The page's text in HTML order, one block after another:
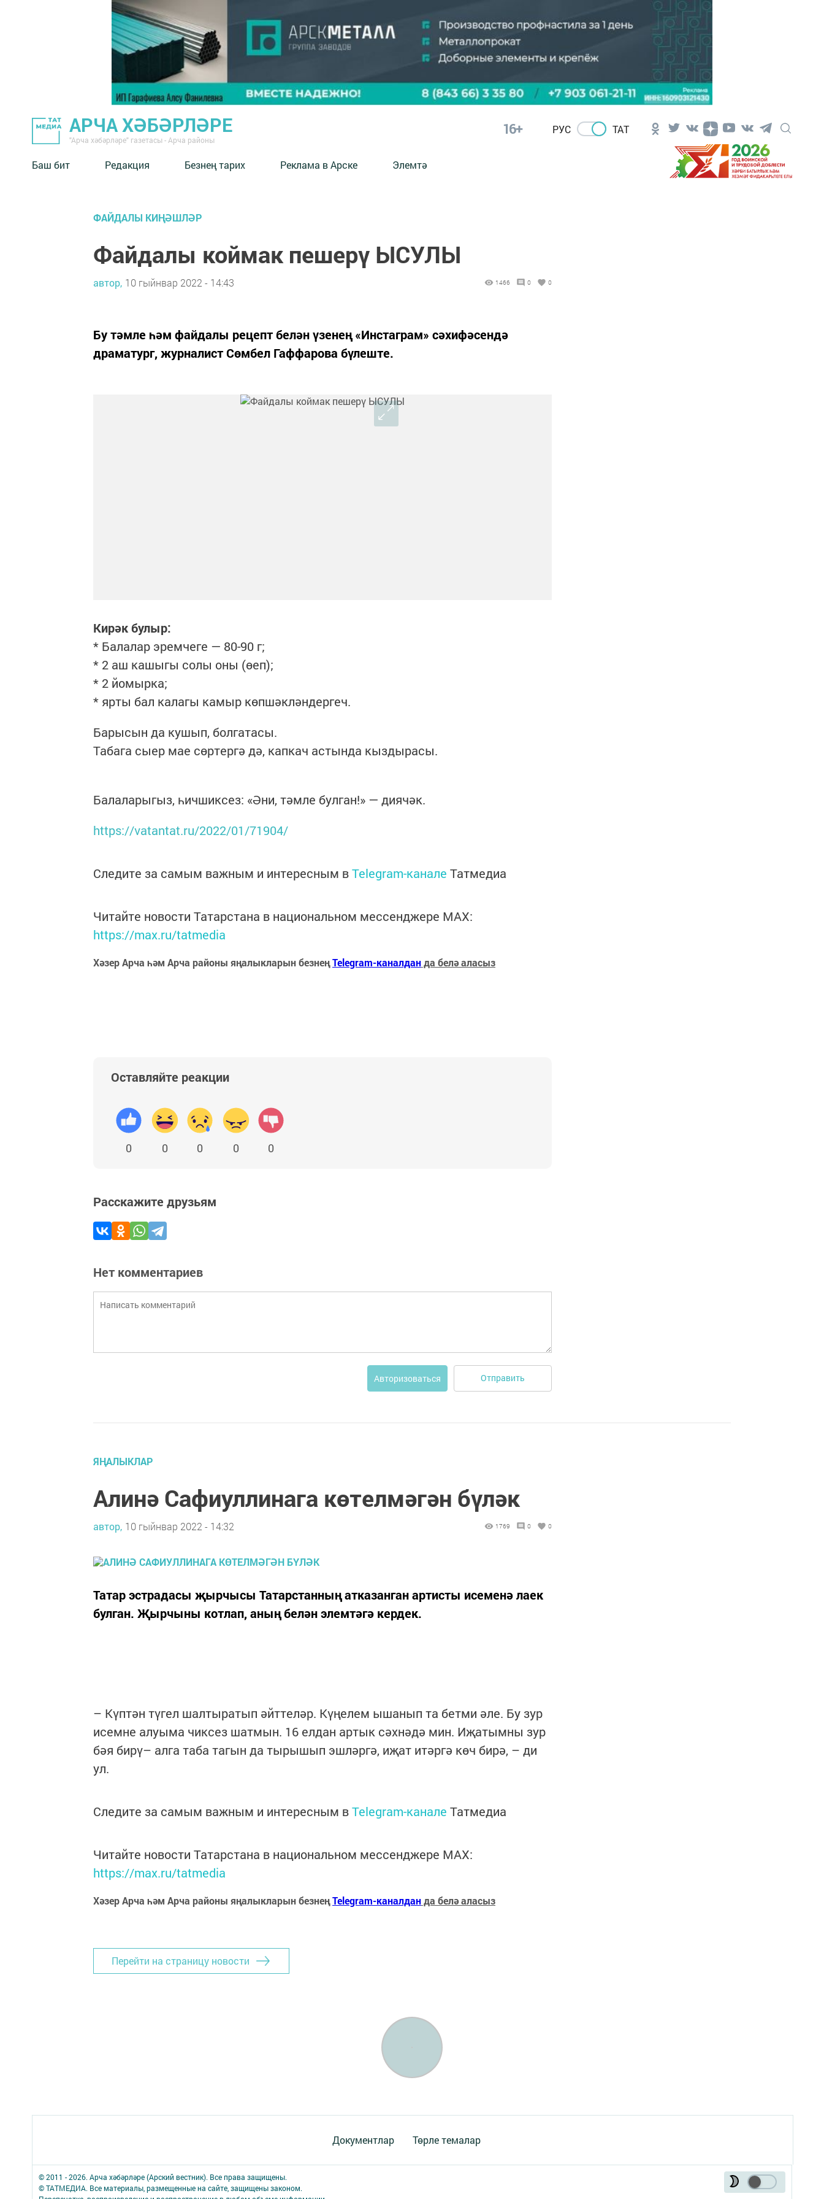
АРЧА ХӘБӘРЛӘРЕ
"Арча хәбәрләре" газетасы - Арча районы
16+ РУС ТАТ
Баш бит Редакция Безнең тарих Реклама в Арске Элемтә
ФАЙДАЛЫ КИҢӘШЛӘР
Файдалы коймак пешерү ЫСУЛЫ
автор, 10 гыйнвар 2022 - 14:43 1466 0 0
Бу тәмле һәм файдалы рецепт белән үзенең «Инстаграм» сәхифәсендә
драматург, журналист Сөмбел Гаффарова бүлеште.
Кирәк булыр:
* Балалар эремчеге — 80-90 г;
* 2 аш кашыгы солы оны (өеп);
* 2 йомырка;
* ярты бал калагы камыр көпшәкләндергеч.
Барысын да кушып, болгатасы.
Табага сыер мае сөртергә дә, капкач астында кыздырасы.
Балаларыгыз, һичшиксез: «Әни, тәмле булган!» — диячәк.
https://vatantat.ru/2022/01/71904/
Следите за самым важным и интересным вTelegram-канале Татмедиа
Читайте новости Татарстана в национальном мессенджере MАХ:
https://max.ru/tatmedia
Хәзер Арча һәм Арча районы яңалыкларын безнеңTelegram-каналданда белә аласыз
Оставляйте реакции
0 0 0 0 0
Расскажите друзьям
Нет комментариев
Авторизоваться Отправить
ЯҢАЛЫКЛАР
Алинә Сафиуллинага көтелмәгән бүләк
автор, 10 гыйнвар 2022 - 14:32 1769 0 0
Татар эстрадасы җырчысы Татарстанның атказанган артисты исеменә лаек
булган. Җырчыны котлап, аның белән элемтәгә кердек.
– Күптән түгел шалтыратып әйттеләр. Күңелем ышанып та бетми әле. Бу зур
исемне алуыма чиксез шатмын. 16 елдан артык сәхнәдә мин. Иҗатымны зур
бәя бирү– алга таба тагын да тырышып эшләргә, иҗат итәргә көч бирә, – ди
ул.
Следите за самым важным и интересным вTelegram-канале Татмедиа
Читайте новости Татарстана в национальном мессенджере MАХ:
https://max.ru/tatmedia
Хәзер Арча һәм Арча районы яңалыкларын безнеңTelegram-каналданда белә аласыз
Перейти на страницу новости
Документлар Төрле темалар
© 2011 - 2026. Арча хәбәрләре (Арский вестник). Все права защищены.
© ТАТМЕДИА. Все материалы, размещенные на сайте, защищены законом.